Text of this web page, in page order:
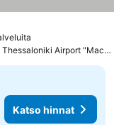
Airport
Katso hinnat